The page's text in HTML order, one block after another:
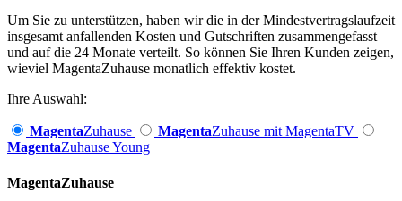
Um Sie zu unterstützen, haben wir die in der Mindestvertragslaufzeit
insgesamt anfallenden Kosten und Gutschriften zusammengefasst
und auf die 24 Monate verteilt. So können Sie Ihren Kunden zeigen,
wieviel MagentaZuhause monatlich effektiv kostet.
Ihre Auswahl:
MagentaZuhause MagentaZuhause mit MagentaTV
MagentaZuhause Young
Magenta­Zuhause